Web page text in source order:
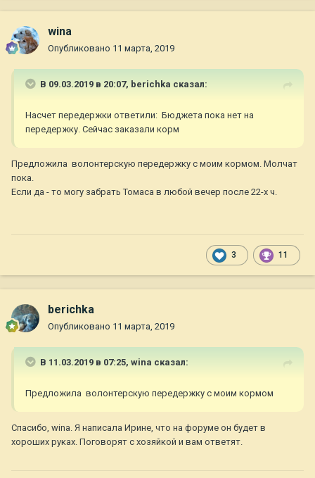
wina
Опубликовано 11 марта, 2019
В 09.03.2019 в 20:07, berichka сказал:
Насчет передержки ответили: Бюджета пока нет на
передержку. Сейчас заказали корм
Предложила волонтерскую передержку с моим кормом. Молчат
пока.
Если да - то могу забрать Томаса в любой вечер после 22-х ч.
3 11
berichka
Опубликовано 11 марта, 2019
В 11.03.2019 в 07:25, wina сказал:
Предложила волонтерскую передержку с моим кормом
Спасибо, wina. Я написала Ирине, что на форуме он будет в
хороших руках. Поговорят с хозяйкой и вам ответят.